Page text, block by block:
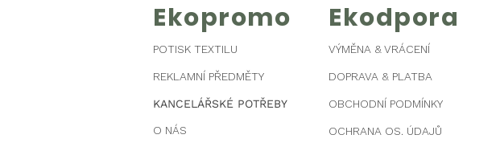
Ekopromo
POTISK TEXTILU
REKLAMNÍ PŘEDMĚTY
KANCELÁŘSKÉ POTŘEBY
O NÁS
Ekodpora
VÝMĚNA & VRÁCENÍ
DOPRAVA & PLATBA
OBCHODNÍ PODMÍNKY
OCHRANA OS. ÚDAJŮ